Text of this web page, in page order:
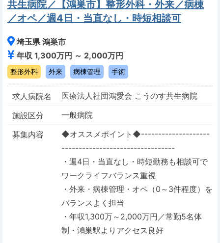
共生病院／【鴻巣市】整形外科・外来／病棟
／オペ／週4日・当直なし・時短相談可
埼玉県 鴻巣市
年収 1,300万円 ～ 2,000万円
整形外科 外来 病棟管理 手術
求人病院名
医療法人社団鴻愛会 こうのす共生病院
施設区分
一般病院
募集内容
◆オススメポイント◆--------------------
---------------------------------
・週4日・当直なし・時短勤務も相談可で
ワークライフバランス重視
・外来・病棟管理・オペ（0～3件程度）を
バランスよく担当
・年収1,300万～2,000万円／常勤5名体
制・鴻巣駅よりアクセス良好